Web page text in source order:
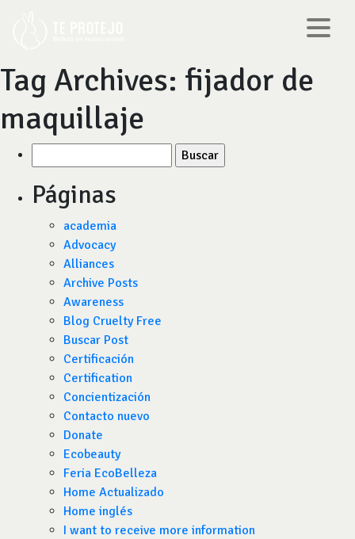
Tag Archives: fijador de
maquillaje
por:
Páginas
academia
Advocacy
Alliances
Archive Posts
Awareness
Blog Cruelty Free
Buscar Post
Certificación
Certification
Concientización
Contacto nuevo
Donate
Ecobeauty
Feria EcoBelleza
Home Actualizado
Home inglés
I want to receive more information